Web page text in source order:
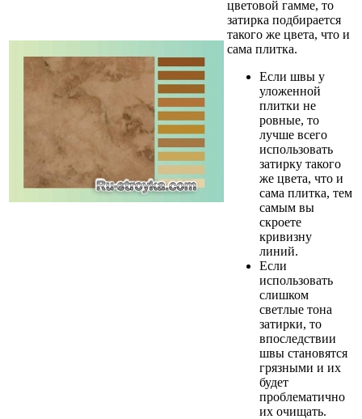
цветовой гамме, то
затирка подбирается
такого же цвета, что и
сама плитка.
Если швы у
уложенной
плитки не
ровные, то
лучше всего
использовать
затирку такого
же цвета, что и
сама плитка, тем
самым вы
скроете
кривизну
линий.
Если
использовать
слишком
светлые тона
затирки, то
впоследствии
швы становятся
грязными и их
будет
проблематично
их очищать.